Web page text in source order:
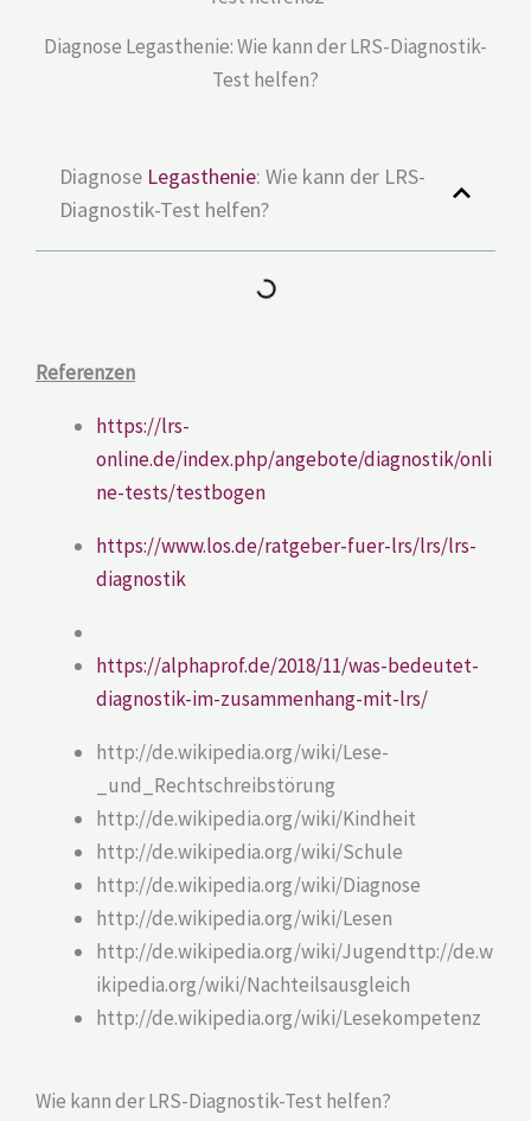
Diagnose Legasthenie: Wie kann der LRS-Diagnostik-
Test helfen?
Diagnose Legasthenie: Wie kann der LRS-
Diagnostik-Test helfen?
Referenzen
https://lrs-
online.de/index.php/angebote/diagnostik/onli
ne-tests/testbogen
https://www.los.de/ratgeber-fuer-lrs/lrs/lrs-
diagnostik
https://alphaprof.de/2018/11/was-bedeutet-
diagnostik-im-zusammenhang-mit-lrs/
http://de.wikipedia.org/wiki/Lese-
_und_Rechtschreibstörung
http://de.wikipedia.org/wiki/Kindheit
http://de.wikipedia.org/wiki/Schule
http://de.wikipedia.org/wiki/Diagnose
http://de.wikipedia.org/wiki/Lesen
http://de.wikipedia.org/wiki/Jugendttp://de.w
ikipedia.org/wiki/Nachteilsausgleich
http://de.wikipedia.org/wiki/Lesekompetenz
Wie kann der LRS-Diagnostik-Test helfen?